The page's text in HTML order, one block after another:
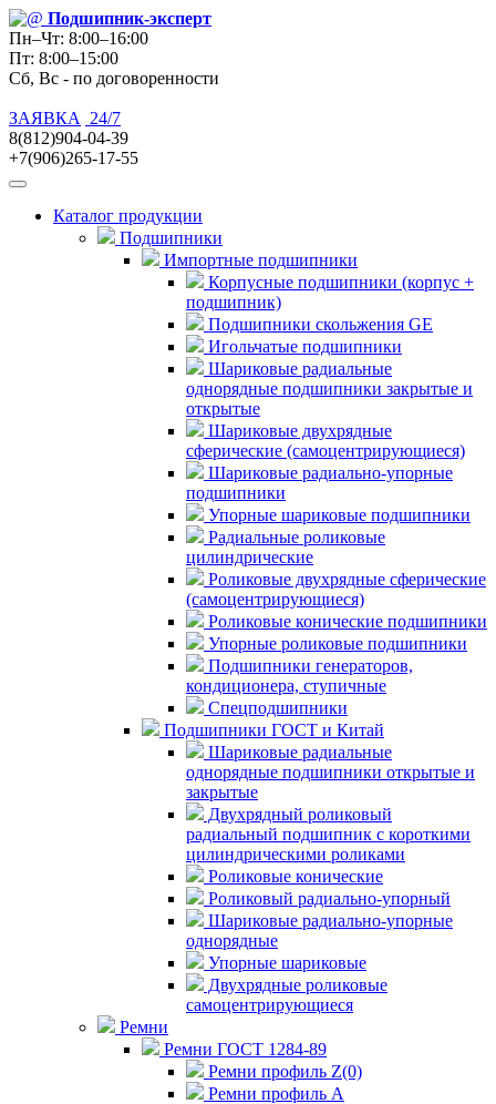
Подшипник-эксперт
Пн–Чт: 8:00–16:00
Пт: 8:00–15:00
Сб, Вс - по договоренности
ЗАЯВКА
24/7
8(812)904-04-39
+7(906)265-17-55
Каталог продукции
Подшипники
Импортные подшипники
Корпусные подшипники (корпус +
подшипник)
Подшипники скольжения GE
Игольчатые подшипники
Шариковые радиальные
однорядные подшипники закрытые и
открытые
Шариковые двухрядные
сферические (самоцентрирующиеся)
Шариковые радиально-упорные
подшипники
Упорные шариковые подшипники
Радиальные роликовые
цилиндрические
Роликовые двухрядные сферические
(самоцентрирующиеся)
Роликовые конические подшипники
Упорные роликовые подшипники
Подшипники генераторов,
кондиционера, ступичные
Спецподшипники
Подшипники ГОСТ и Китай
Шариковые радиальные
однорядные подшипники открытые и
закрытые
Двухрядный роликовый
радиальный подшипник с короткими
цилиндрическими роликами
Роликовые конические
Роликовый радиально-упорный
Шариковые радиально-упорные
однорядные
Упорные шариковые
Двухрядные роликовые
самоцентрирующиеся
Ремни
Ремни ГОСТ 1284-89
Ремни профиль Z(0)
Ремни профиль А